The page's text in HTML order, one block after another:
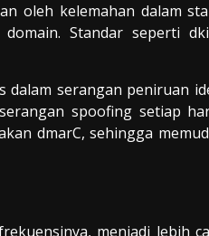
oleh kelemahan dalam
Standar seperti
serangan peniruan
spoofing setiap
dmarC, sehingga
menjadi lebih